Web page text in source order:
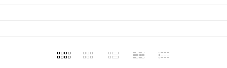
des EQUATEURS.